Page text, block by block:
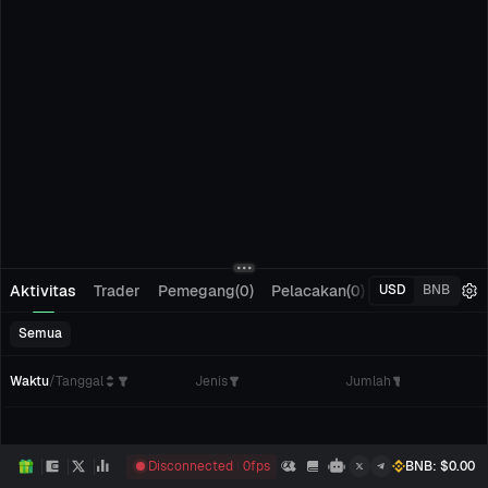
Aktivitas Trader Pemegang(0) Pelacakan(0) Pesanan
USD BNB
Semua
Waktu/Tanggal Jenis Jumlah
Disconnected 0fps BNB: $0.00